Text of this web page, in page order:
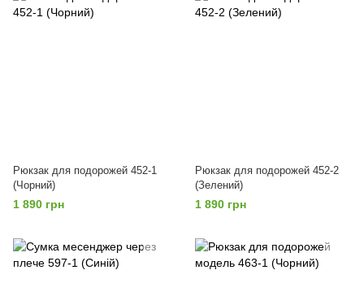
Рюкзак для подорожей 452-1
(Чорний)
1 890 грн
Рюкзак для подорожей 452-2
(Зелений)
1 890 грн